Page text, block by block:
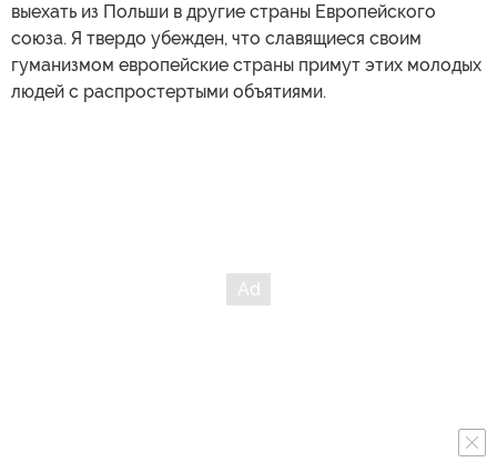
выехать из Польши в другие страны Европейского
союза. Я твердо убежден, что славящиеся своим
гуманизмом европейские страны примут этих молодых
людей с распростертыми объятиями.